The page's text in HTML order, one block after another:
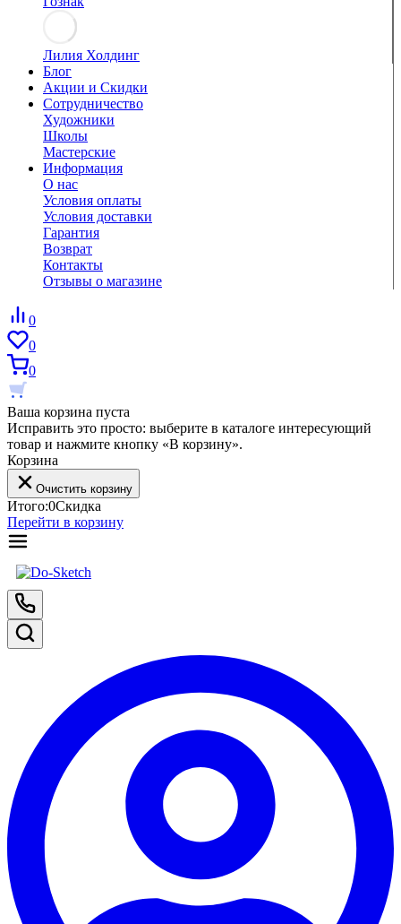
Лилия Холдинг
Блог
Акции и Скидки
Сотрудничество
Художники
Школы
Мастерские
Информация
О нас
Условия оплаты
Условия доставки
Гарантия
Возврат
Контакты
Отзывы о магазине
0
0
0
Ваша корзина пуста
Исправить это просто: выберите в каталоге интересующий
товар и нажмите кнопку «В корзину».
Корзина
Очистить корзину
Итого:0Скидка
Перейти в корзину